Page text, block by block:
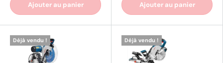
Ajouter au panier Ajouter au panier
Déjà vendu ! Déjà vendu !